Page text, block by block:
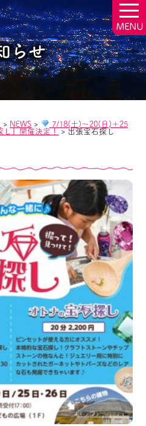
らせ
> NEWS >
7/18(土)～20(日)＋25
』開催決定！
> 出張宝石探し